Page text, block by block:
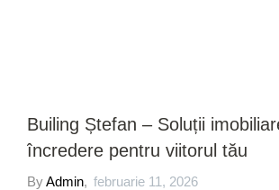
Builing Ștefan – Soluții
încredere pentru viitorul tău
ByAdmin, februarie 11, 2026